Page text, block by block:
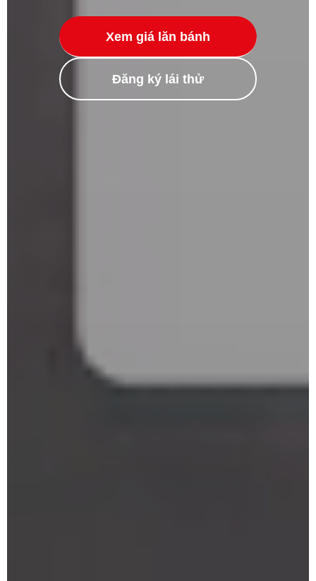
Xem giá lăn bánh
Đăng ký lái thử